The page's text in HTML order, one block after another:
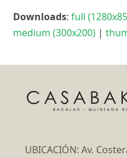
Downloads:full
medium (300x200) |
UBICACIÓN: Av.